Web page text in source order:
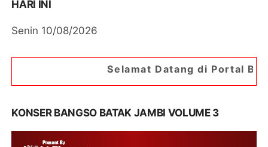
HARI INI
Senin 10/08/2026
Selamat Datang di Portal Berita Jambipos
KONSER BANGSO BATAK JAMBI VOLUME 3